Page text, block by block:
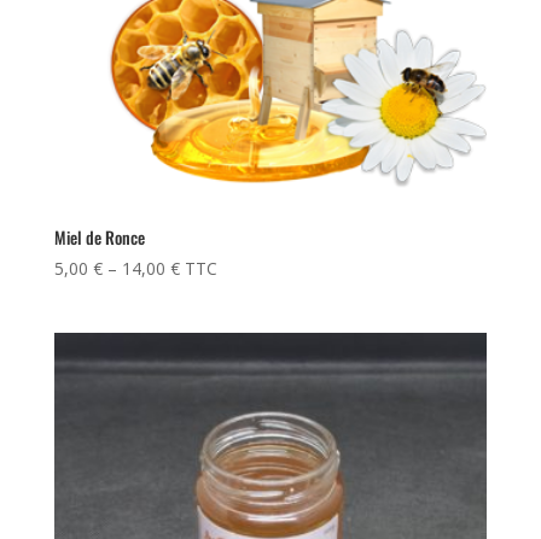
Miel de Ronce
5,00 €– 14,00 € TTC